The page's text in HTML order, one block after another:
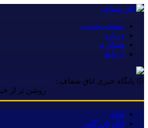
صفحه نخست
درباره
همکاری
ارتباط
۞ پایگاه خبری اتاق شفاف :
روشن تر از خبر |
خانه
اتاق بازرگانی